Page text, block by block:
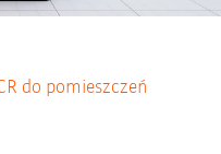
do pomieszczeń